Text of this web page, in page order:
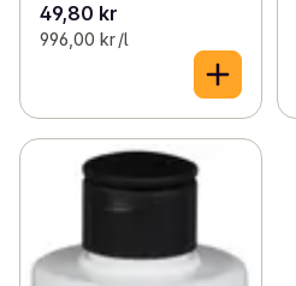
49,80 kr
996,00 kr /l